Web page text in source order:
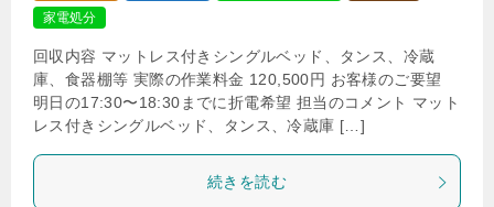
家電処分
回収内容 マットレス付きシングルベッド、タンス、冷蔵
庫、食器棚等 実際の作業料金 120,500円 お客様のご要望
明日の17:30〜18:30までに折電希望 担当のコメント マット
レス付きシングルベッド、タンス、冷蔵庫 […]
続きを読む